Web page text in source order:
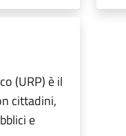
(URP) è il
cittadini,
e